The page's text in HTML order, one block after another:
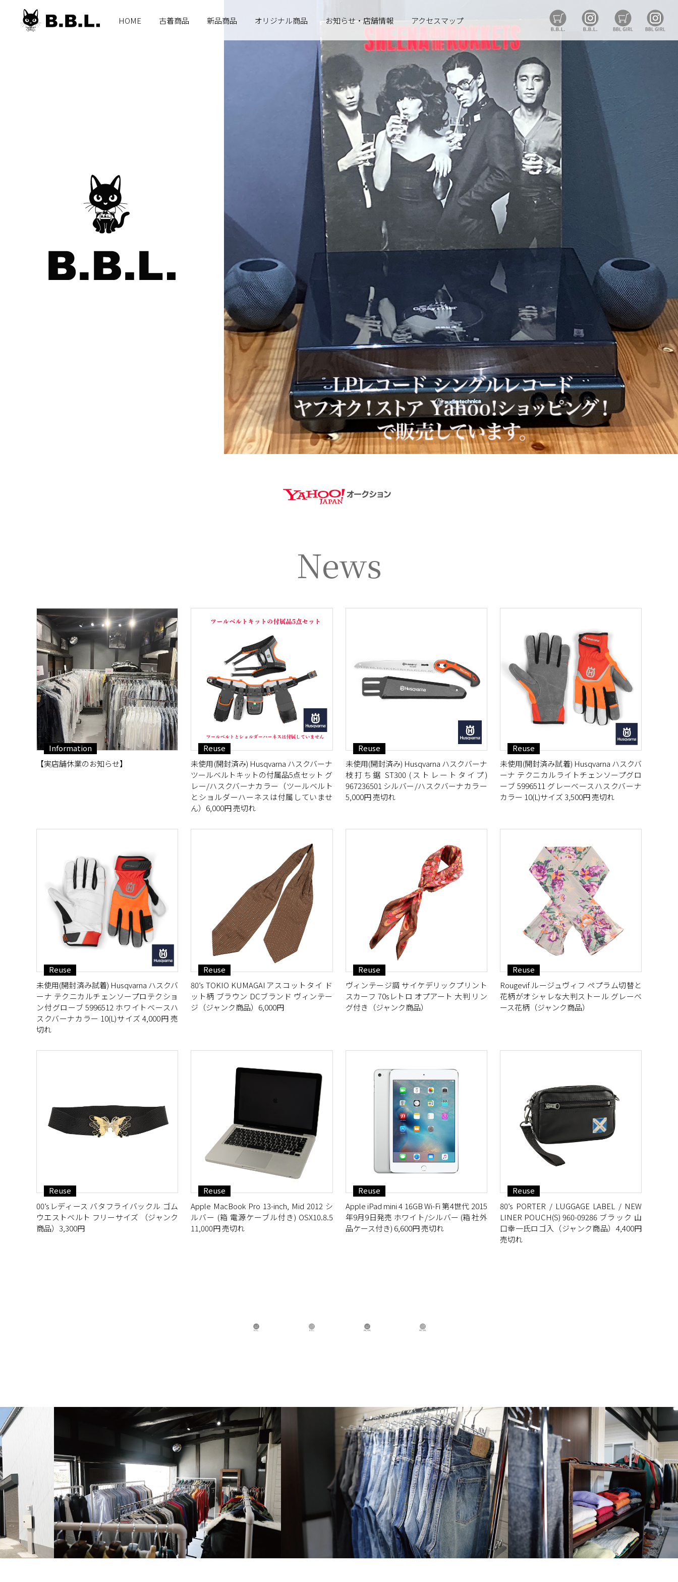
HOME 古着商品 新品商品 オリジナル商品 お知らせ・店舗情報 アクセスマップ
B.B.L Store B.B.L BBL GIRL
News
Information
【実店舗休業のお知らせ】
Reuse
未使用(開封済み) Husqvarna ハスクバーナ
ツールベルトキットの付属品5点セット グ
レー/ハスクバーナカラー（ツールベルト
とショルダーハーネスは付属していませ
ん）6,000円 売切れ
Reuse
未使用(開封済み) Husqvarna ハスクバーナ
枝打ち鋸 ST300 (ストレートタイプ)
967236501 シルバー/ハスクバーナカラー
5,000円 売切れ
Reuse
未使用(開封済み試着) Husqvarna ハスクバ
ーナ テクニカルライトチェンソープグロ
ーブ 5996511 グレーベースハスクバーナ
カラー 10(L)サイズ 3,500円 売切れ
Reuse
未使用(開封済み試着) Husqvarna ハスクバ
ーナ テクニカルチェンソープロテクショ
ン付グローブ 5996512 ホワイトベースハ
スクバーナカラー 10(L)サイズ 4,000円 売
切れ
Reuse
80’s TOKIO KUMAGAIアスコットタイ ド
ット柄 ブラウン DCブランド ヴィンテー
ジ（ジャンク商品）6,000円
Reuse
ヴィンテージ調 サイケデリックプリント
スカーフ 70sレトロ オプアート 大判 リン
グ付き（ジャンク商品）
Reuse
Rougevif ルージュヴィフ ペプラム切替と
花柄がオシャレな大判ストール グレーベ
ース花柄（ジャンク商品）
Reuse
00’sレディース バタフライバックル ゴム
ウエストベルト フリーサイズ （ジャンク
商品）3,300円
Reuse
Apple MacBook Pro 13-inch, Mid 2012 シ
ルバー (箱 電源ケーブル付き) OSX10.8.5
11,000円 売切れ
Reuse
Apple iPad mini 4 16GB Wi-Fi 第4世代 2015
年9月9日発売 ホワイト/シルバー (箱 社外
品ケース付き) 6,600円 売切れ
Reuse
80’s PORTER / LUGGAGE LABEL / NEW
LINER POUCH(S) 960-09286 ブラック 山
口幸一氏ロゴ入（ジャンク商品）4,400円
売切れ
B.B.L Store BBL GIRL Store